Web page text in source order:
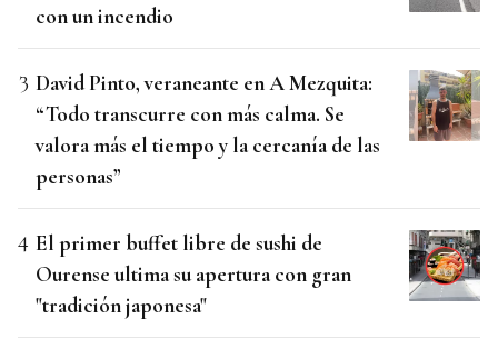
con un incendio
David Pinto, veraneante en A Mezquita:
“Todo transcurre con más calma. Se
valora más el tiempo y la cercanía de las
personas”
El primer buffet libre de sushi de
Ourense ultima su apertura con gran
"tradición japonesa"